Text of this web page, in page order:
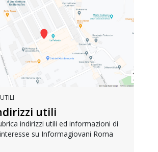
utili
indirizzi utili ed informazioni di
su Informagiovani Roma